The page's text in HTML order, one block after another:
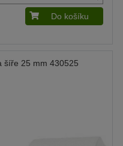
Do košíku
šíře 25 mm 430525